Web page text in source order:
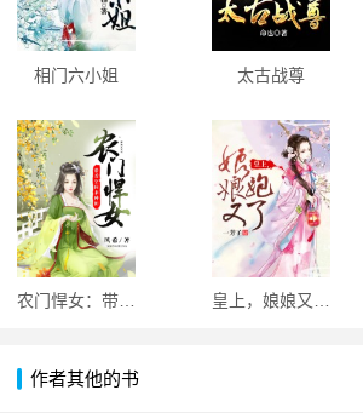
相门六小姐 太古战尊
作者其他的书